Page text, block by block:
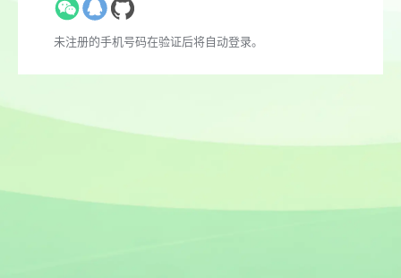
未注册的手机号码在验证后将自动登录。